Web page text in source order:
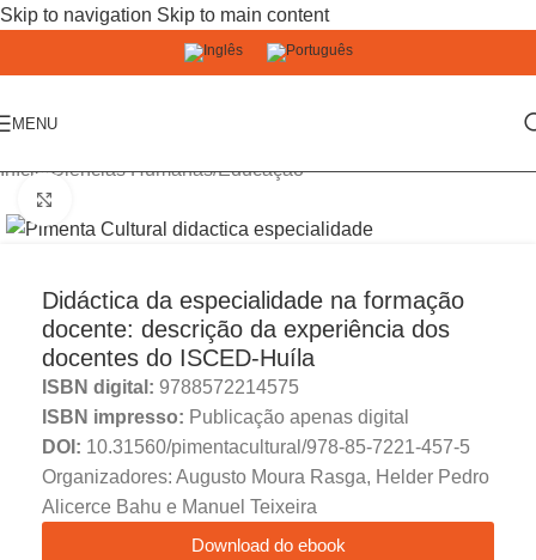
Skip to navigation Skip to main content
MENU
Início/Ciências Humanas/Educação
Didáctica da especialidade na formação
docente: descrição da experiência dos
docentes do ISCED-Huíla
ISBN digital: 9788572214575
ISBN impresso: Publicação apenas digital
DOI: 10.31560/pimentacultural/978-85-7221-457-5
Organizadores: Augusto Moura Rasga, Helder Pedro
Alicerce Bahu e Manuel Teixeira
Download do ebook